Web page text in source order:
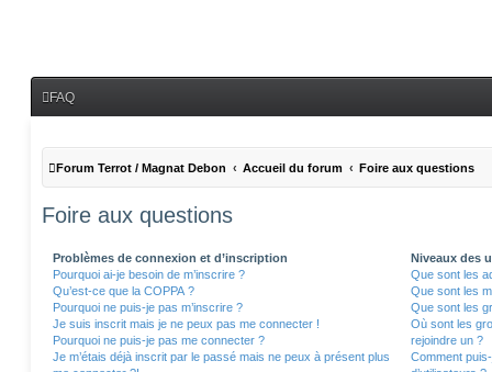
FAQ
Forum Terrot / Magnat Debon Accueil du forum Foire aux questions
Foire aux questions
Problèmes de connexion et d’inscription
Pourquoi ai-je besoin de m’inscrire ?
Qu’est-ce que la COPPA ?
Pourquoi ne puis-je pas m’inscrire ?
Je suis inscrit mais je ne peux pas me connecter !
Pourquoi ne puis-je pas me connecter ?
Je m’étais déjà inscrit par le passé mais ne peux à présent plus
Niveaux des
Que sont les
Que sont les
Que sont les
Où sont les
rejoindre un ?
Comment